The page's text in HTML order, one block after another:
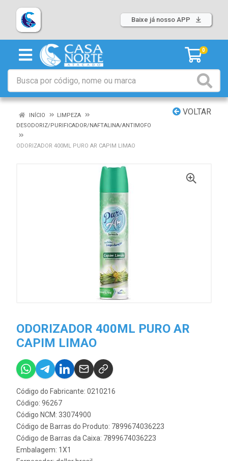
Baixe já nosso APP
0
VOLTAR
INÍCIO
LIMPEZA
DESODORIZ/PURIFICADOR/NAFTALINA/ANTIMOFO
ODORIZADOR 400ML PURO AR CAPIM LIMAO
ODORIZADOR 400ML PURO AR
CAPIM LIMAO
Código do Fabricante: 0210216
Código: 96267
Código NCM: 33074900
Código de Barras do Produto: 7899674036223
Código de Barras da Caixa: 7899674036223
Embalagem: 1X1